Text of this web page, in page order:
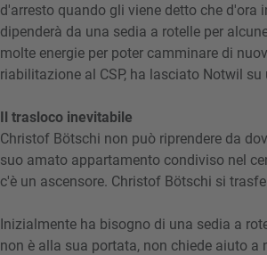
d'arresto quando gli viene detto che
dipenderà da una sedia a rotelle per
molte energie per poter camminare di
riabilitazione al CSP, ha lasciato Notwil su
Il trasloco inevitabile
Christof Bötschi non può riprendere da
suo amato appartamento condiviso nel
c'è un ascensore. Christof Bötschi si
Inizialmente ha bisogno di una sedia a
non è alla sua portata, non chiede aiuto